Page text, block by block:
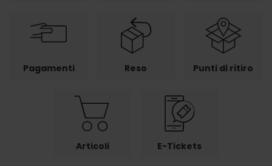
Pagamenti Reso Punti di ritiro
Articoli E-Tickets